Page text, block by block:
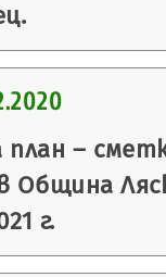
план –
Община
г.